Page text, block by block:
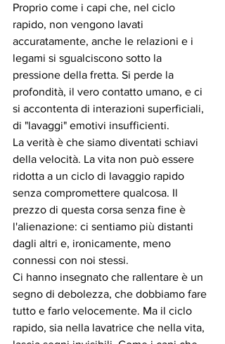
Proprio come i capi che, nel ciclo
rapido, non vengono lavati
accuratamente, anche le relazioni e i
legami si sgualciscono sotto la
pressione della fretta. Si perde la
profondità, il vero contatto umano, e ci
si accontenta di interazioni superficiali,
di "lavaggi" emotivi insufficienti.
La verità è che siamo diventati schiavi
della velocità. La vita non può essere
ridotta a un ciclo di lavaggio rapido
senza compromettere qualcosa. Il
prezzo di questa corsa senza fine è
l'alienazione: ci sentiamo più distanti
dagli altri e, ironicamente, meno
connessi con noi stessi.
Ci hanno insegnato che rallentare è un
segno di debolezza, che dobbiamo fare
tutto e farlo velocemente. Ma il ciclo
rapido, sia nella lavatrice che nella vita,